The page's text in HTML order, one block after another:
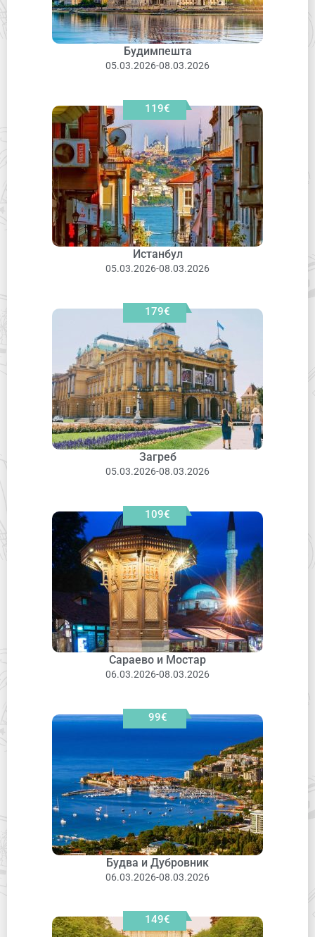
Будимпешта
05.03.2026-08.03.2026
119€
Истанбул
05.03.2026-08.03.2026
179€
Загреб
05.03.2026-08.03.2026
109€
Сараево и Мостар
06.03.2026-08.03.2026
99€
Будва и Дубровник
06.03.2026-08.03.2026
149€